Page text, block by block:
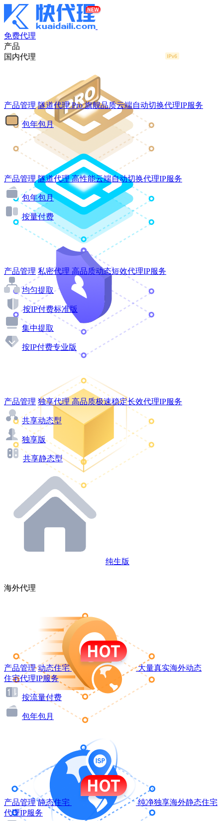
免费代理
产品
国内代理
产品管理 隧道代理Pro 旗舰品质云端自动切换代理IP服务
包年包月
产品管理 隧道代理 高性能云端自动切换代理IP服务
包年包月
按量付费
产品管理 私密代理 高品质动态短效代理IP服务
均匀提取
按IP付费标准版
集中提取
按IP付费专业版
产品管理 独享代理 高品质极速稳定长效代理IP服务
共享动态型
独享版
共享静态型
纯生版
海外代理
产品管理 动态住宅
大量真实海外动态
住宅代理IP服务
按流量付费
包年包月
产品管理 静态住宅
纯净独享海外静态住宅
代理IP服务